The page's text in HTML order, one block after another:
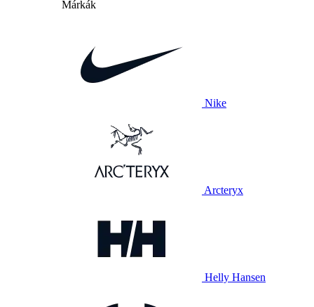
Márkák
Nike
Arcteryx
Helly Hansen